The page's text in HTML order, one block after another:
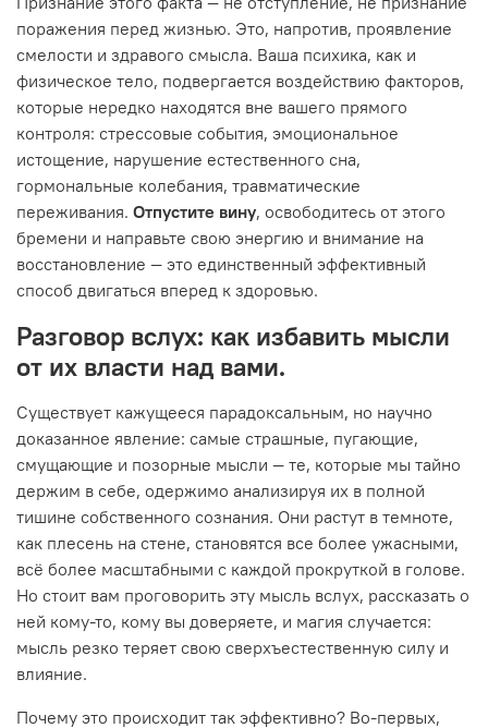
поражения перед жизнью. Это, напротив, проявление
смелости и здравого смысла. Ваша психика, как и
физическое тело, подвергается воздействию факторов,
которые нередко находятся вне вашего прямого
контроля: стрессовые события, эмоциональное
истощение, нарушение естественного сна,
гормональные колебания, травматические
переживания. Отпустите вину, освободитесь от этого
бремени и направьте свою энергию и внимание на
восстановление — это единственный эффективный
способ двигаться вперед к здоровью.
Разговор вслух: как избавить мысли
от их власти над вами.
Существует кажущееся парадоксальным, но научно
доказанное явление: самые страшные, пугающие,
смущающие и позорные мысли — те, которые мы тайно
держим в себе, одержимо анализируя их в полной
тишине собственного сознания. Они растут в темноте,
как плесень на стене, становятся все более ужасными,
всё более масштабными с каждой прокруткой в голове.
Но стоит вам проговорить эту мысль вслух, рассказать о
ней кому-то, кому вы доверяете, и магия случается:
мысль резко теряет свою сверхъестественную силу и
влияние.
Почему это происходит так эффективно? Во-первых,